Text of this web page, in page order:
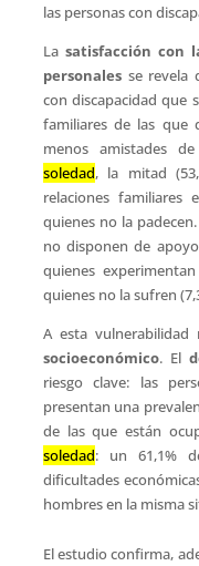
las personas con
La satisfacción con
personales se revela
con discapacidad que
familiares de las que
menos amistades
soledad, la mitad
relaciones
quienes no la
no disponen de
quienes
quienes no la sufren
A esta vulnerabilidad
socioeconómico. El
riesgo clave: las
presentan una
de las que están
soledad: un 61,1%
dificultades
hombres en la misma
El estudio confirma,